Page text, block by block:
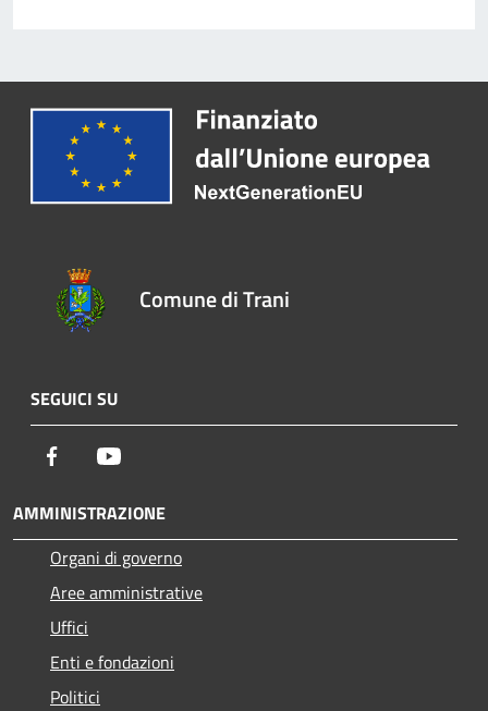
Comune di Trani
SEGUICI SU
Facebook
AMMINISTRAZIONE
Organi di governo
Aree amministrative
Uffici
Enti e fondazioni
Politici